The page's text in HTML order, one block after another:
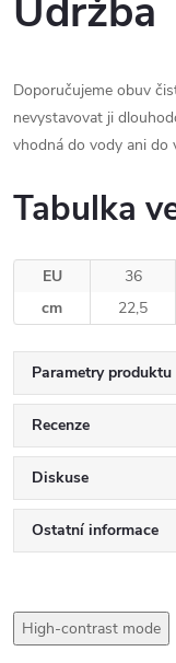
Údržba
Doporučujeme obuv
nevystavovat ji
vhodná do vody ani do
Tabulka
EU 36
cm
22,5
Parametry produktu
Recenze
Diskuse
Ostatní informace
High-contrast mode